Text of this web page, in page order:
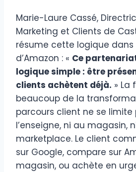
Marie-Laure Cassé,
Marketing et Clients de
résume cette logique
d’Amazon : « Ce
logique simple : être
clients achètent déjà. » La
beaucoup de la
parcours client ne se limite
l’enseigne, ni au magasin,
marketplace. Le client
sur Google, compare sur
magasin, ou achète en